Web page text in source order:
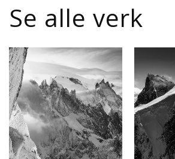
Se alle verk